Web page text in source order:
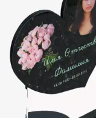
всем
от
это символ вашей
неизменным на